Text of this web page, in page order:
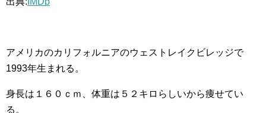
アメリカのカリフォルニアのウェストレイクビレッジで
1993年生まれる。
身長は１６０ｃｍ、体重は５２キロらしいから痩せてい
る。